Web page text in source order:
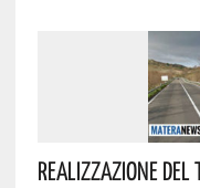
Realizzazione